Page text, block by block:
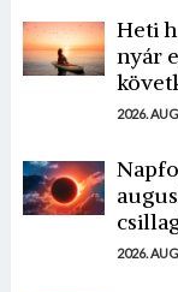
Heti
nyár
2026.
2026.